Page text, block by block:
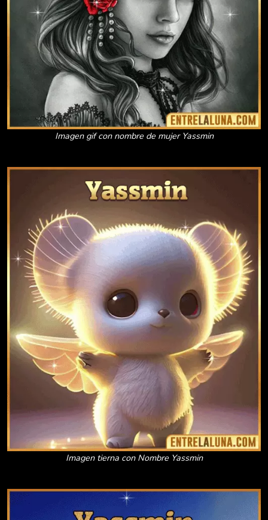
Imagen gif con nombre de mujer Yassmin
Imagen tierna con Nombre Yassmin